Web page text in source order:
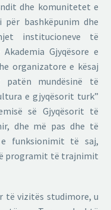
dhe komunitetet e
bashkëpunim dhe
institucioneve të
Gjyqësore e
organizatore e kësaj
mundësinë të
e gjyqësorit turk”
së Gjyqësorit të
dhe më pas dhe të
funksionimit të saj,
programit të trajnimit
të vizitës studimore, u